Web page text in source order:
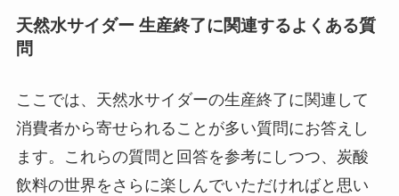
天然水サイダー 生産終了に関連するよくある質
問
ここでは、天然水サイダーの生産終了に関連して
消費者から寄せられることが多い質問にお答えし
ます。これらの質問と回答を参考にしつつ、炭酸
飲料の世界をさらに楽しんでいただければと思い